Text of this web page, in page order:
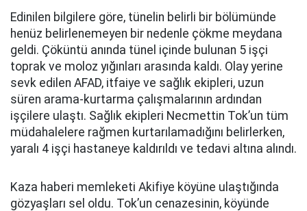
Edinilen bilgilere göre, tünelin belirli bir bölümünde
henüz belirlenemeyen bir nedenle çökme meydana
geldi. Çöküntü anında tünel içinde bulunan 5 işçi
toprak ve moloz yığınları arasında kaldı. Olay yerine
sevk edilen AFAD, itfaiye ve sağlık ekipleri, uzun
süren arama-kurtarma çalışmalarının ardından
işçilere ulaştı. Sağlık ekipleri Necmettin Tok’un tüm
müdahalelere rağmen kurtarılamadığını belirlerken,
yaralı 4 işçi hastaneye kaldırıldı ve tedavi altına alındı.
Kaza haberi memleketi Akifiye köyüne ulaştığında
gözyaşları sel oldu. Tok’un cenazesinin, köyünde